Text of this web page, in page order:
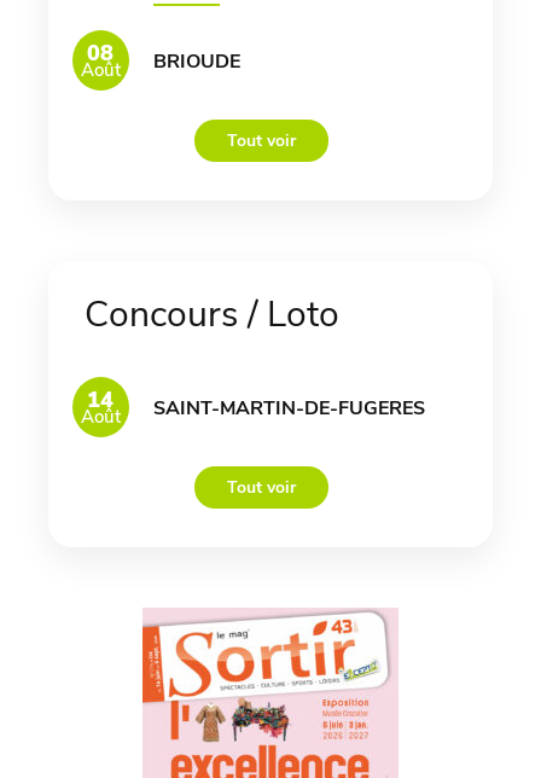
08
Août BRIOUDE
Tout voir
Concours / Loto
14
Août SAINT-MARTIN-DE-FUGERES
Tout voir